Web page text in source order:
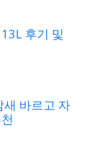
후기 및
새 바르고 자